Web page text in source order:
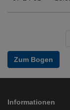
Zum Bogen
Informationen